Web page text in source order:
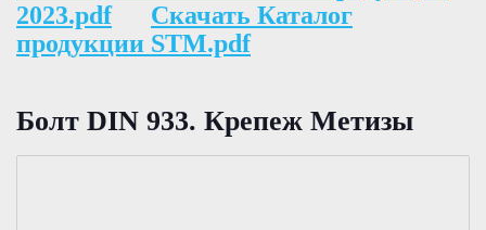
2023.pdf
Скачать Каталог
продукции STM.pdf
Болт DIN 933. Крепеж Метизы